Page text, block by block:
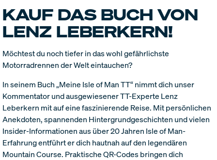
KAUF DAS BUCH VON
LENZ LEBERKERN!
Möchtest du noch tiefer in das wohl gefährlichste
Motorradrennen der Welt eintauchen?
In seinem Buch „Meine Isle of Man TT“ nimmt dich unser
Kommentator und ausgewiesener TT-Experte Lenz
Leberkern mit auf eine faszinierende Reise. Mit persönlichen
Anekdoten, spannenden Hintergrundgeschichten und vielen
Insider-Informationen aus über 20 Jahren Isle of Man-
Erfahrung entführt er dich hautnah auf den legendären
Mountain Course. Praktische QR-Codes bringen dich